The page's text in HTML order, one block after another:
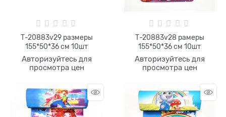
Т-20883v29 размеры
155*50*36 см 10шт
Авторизуйтесь для
просмотра цен
Т-20883v28 рамеры
155*50*36 см 10шт
Авторизуйтесь для
просмотра цен